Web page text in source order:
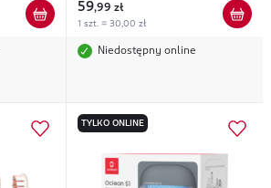
59,99 zł
1 szt. = 30,00 zł
Niedostępny online
TYLKO ONLINE